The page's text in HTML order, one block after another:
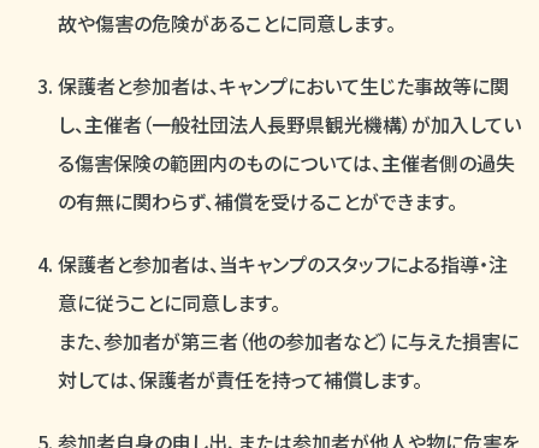
故や傷害の危険があることに同意します。
保護者と参加者は、キャンプにおいて生じた事故等に関
し、主催者（一般社団法人長野県観光機構）が加入してい
る傷害保険の範囲内のものについては、主催者側の過失
の有無に関わらず、補償を受けることができます。
保護者と参加者は、当キャンプのスタッフによる指導・注
意に従うことに同意します。
また、参加者が第三者（他の参加者など）に与えた損害に
対しては、保護者が責任を持って補償します。
参加者自身の申し出、または参加者が他人や物に危害を